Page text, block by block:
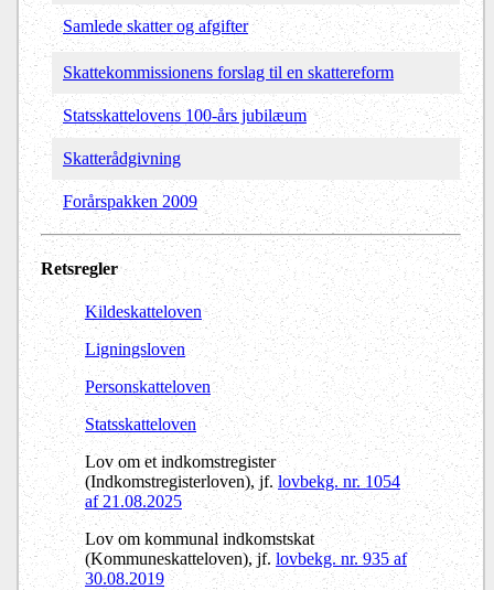
Samlede skatter og afgifter
Skattekommissionens forslag til en skattereform
Statsskattelovens 100-års jubilæum
Skatterådgivning
Forårspakken 2009
Retsregler
Kildeskatteloven
Ligningsloven
Personskatteloven
Statsskatteloven
Lov om et indkomstregister
(Indkomstregisterloven), jf. lovbekg. nr. 1054
af 21.08.2025
Lov om kommunal indkomstskat
(Kommuneskatteloven), jf. lovbekg. nr. 935 af
30.08.2019